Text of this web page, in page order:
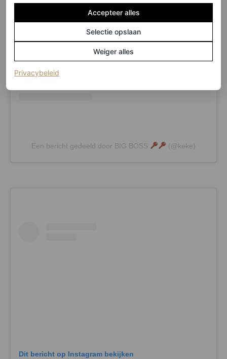
Dit bericht op Instagram bekijken
Een bericht gedeeld door BIG BOSS (@keke)
Dit bericht op Instagram bekijken
Accepteer alles
Selectie opslaan
Weiger alles
Privacybeleid